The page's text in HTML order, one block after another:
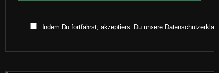
Indem Du fortfährst, akzeptierst Du unsere